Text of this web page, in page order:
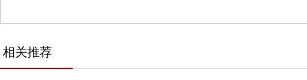
相关推荐